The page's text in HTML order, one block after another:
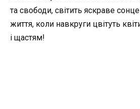
та свободи, світить яскраве
життя, коли навкруги цвітуть
і щастям!